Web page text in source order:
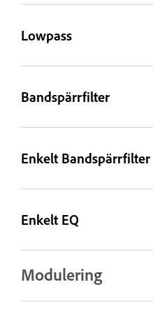
Lowpass
Bandspärrfilter
Enkelt Bandspärrfilter
Enkelt EQ
Modulering